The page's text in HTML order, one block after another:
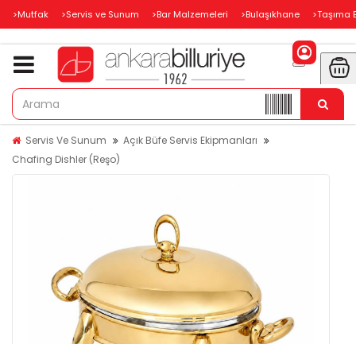
>Mutfak >Servis ve Sunum >Bar Malzemeleri >Bulaşıkhane >Taşıma
Servis Ve Sunum
Açık Büfe Servis Ekipmanları
Chafing Dishler (Reşo)